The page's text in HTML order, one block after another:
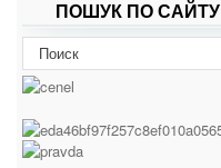
НОВИНИ СПОРТ
ПОШУК ПО САЙТУ